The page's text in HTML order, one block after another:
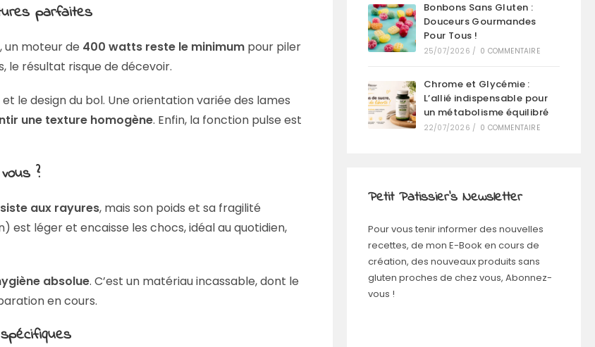
parfaites
un moteur de 400 watts reste le minimum pour piler
le résultat risque de décevoir.
le design du bol. Une orientation variée des lames
une texture homogène. Enfin, la fonction pulse est
?
aux rayures, mais son poids et sa fragilité
est léger et encaisse les chocs, idéal au quotidien,
absolue. C’est un matériau incassable, dont le
en cours.
Bonbons Sans Gluten :
Douceurs Gourmandes
Pour Tous !
25/07/2026 / 0 COMMENTAIRE
Chrome et Glycémie :
L’allié indispensable pour
un métabolisme équilibré
22/07/2026 / 0 COMMENTAIRE
Petit Patissier's Newsletter
Pour vous tenir informer des nouvelles
recettes, de mon E-Book en cours de
création, des nouveaux produits sans
gluten proches de chez vous, Abonnez-
vous !